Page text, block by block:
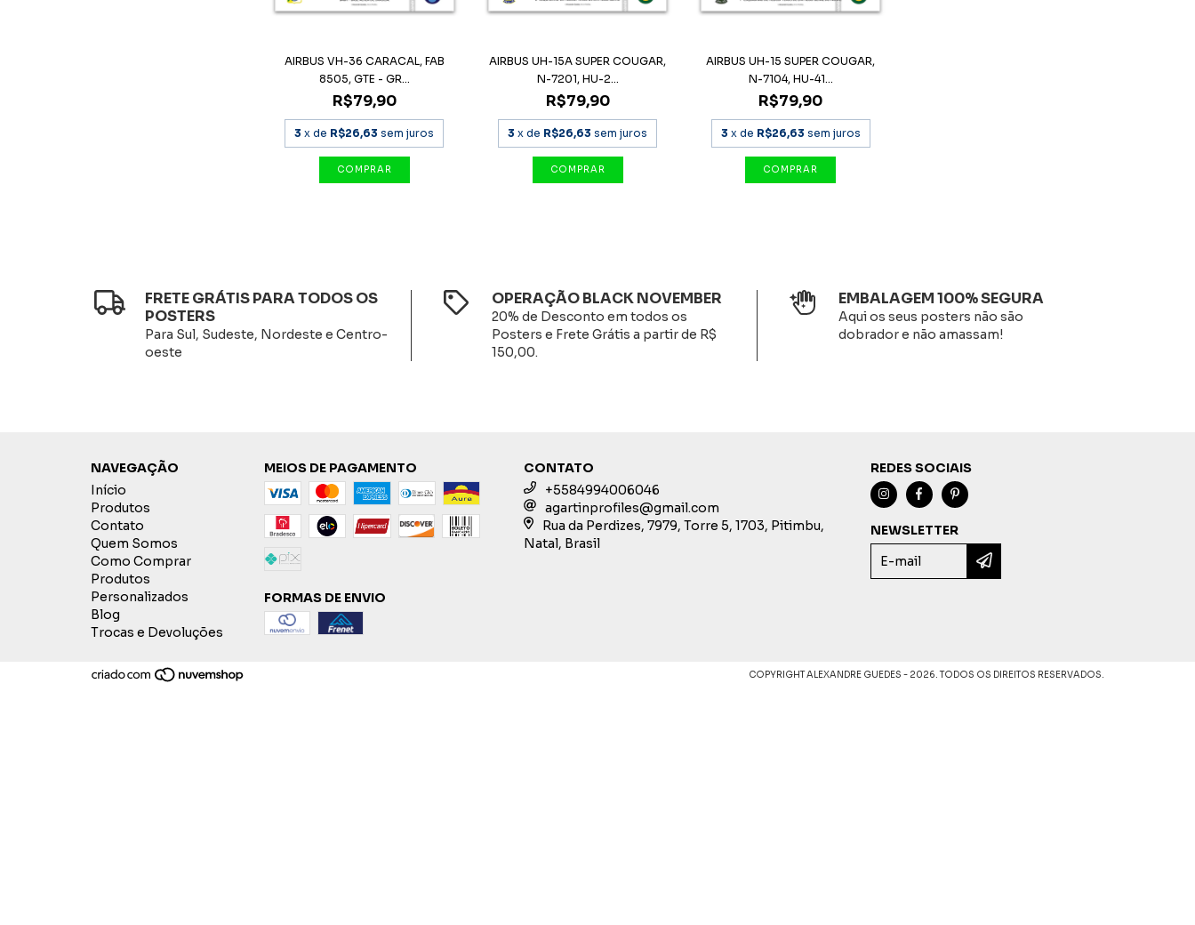
AIRBUS VH-36 CARACAL, FAB
8505, GTE - GR...
R$79,90
3 x de R$26,63 sem juros
AIRBUS UH-15A SUPER COUGAR,
N-7201, HU-2...
R$79,90
3 x de R$26,63 sem juros
AIRBUS UH-15 SUPER COUGAR,
N-7104, HU-41...
R$79,90
3 x de R$26,63 sem juros
FRETE GRÁTIS PARA TODOS OS
POSTERS
Para Sul, Sudeste, Nordeste e Centro-
oeste
OPERAÇÃO BLACK NOVEMBER
20% de Desconto em todos os
Posters e Frete Grátis a partir de R$
150,00.
EMBALAGEM 100% SEGURA
Aqui os seus posters não são
dobrador e não amassam!
NAVEGAÇÃO
Início
Produtos
Contato
Quem Somos
Como Comprar
Produtos
Personalizados
Blog
Trocas e Devoluções
MEIOS DE PAGAMENTO
FORMAS DE ENVIO
CONTATO
+5584994006046
agartinprofiles@gmail.com
Rua da Perdizes, 7979, Torre 5, 1703, Pitimbu,
Natal, Brasil
REDES SOCIAIS
NEWSLETTER
COPYRIGHT ALEXANDRE GUEDES - 2026. TODOS OS DIREITOS RESERVADOS.